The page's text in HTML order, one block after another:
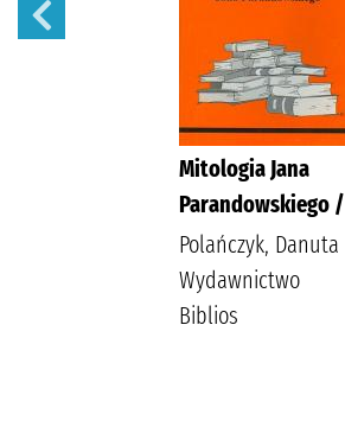
Mitologia Jana
Parandowskiego /
Polańczyk, Danuta
Wydawnictwo
Biblios